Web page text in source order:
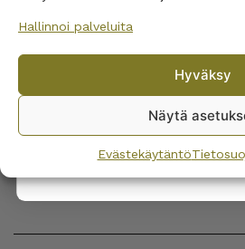
Hallinnoi palveluita
Hyväksy
Näytä
Evästekäytäntö
By subscribing to the newsletter, you consent
privacy policy.